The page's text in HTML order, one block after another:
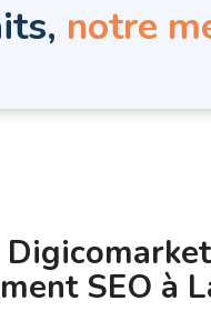
notre
SEO à